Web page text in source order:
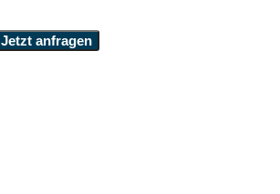
Jetzt anfragen